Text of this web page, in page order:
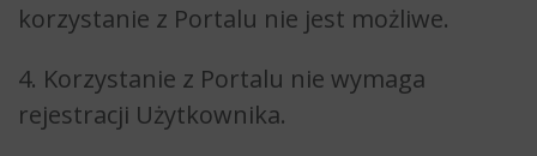
korzystanie z Portalu nie jest możliwe.
4. Korzystanie z Portalu nie wymaga
rejestracji Użytkownika.